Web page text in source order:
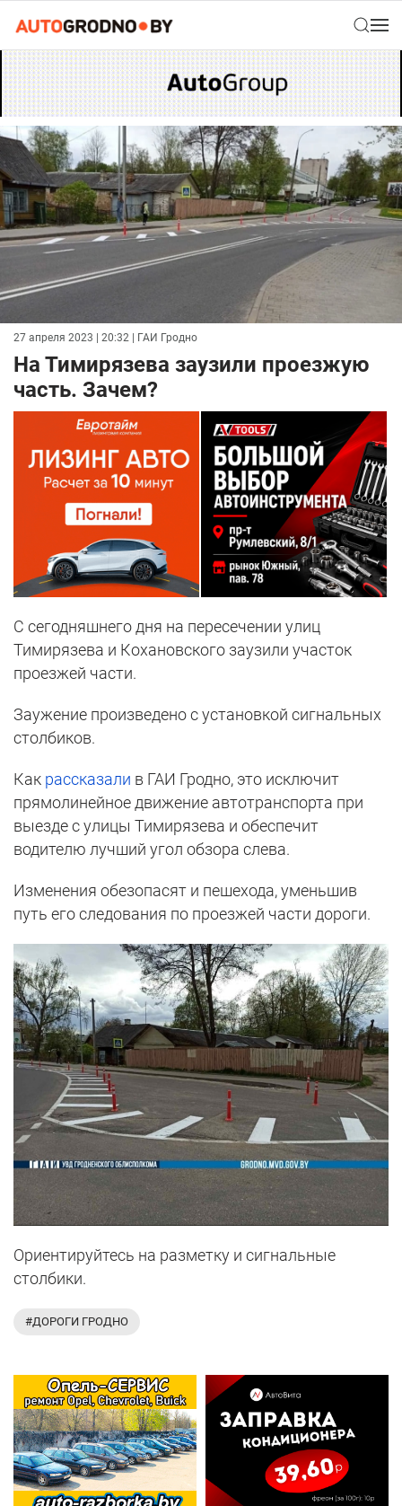
27 апреля 2023 | 20:32 | ГАИ Гродно
На Тимирязева заузили проезжую
часть. Зачем?
С сегодняшнего дня на пересечении улиц
Тимирязева и Кохановского заузили участок
проезжей части.
Заужение произведено с установкой сигнальных
столбиков.
Как рассказали в ГАИ Гродно, это исключит
прямолинейное движение автотранспорта при
выезде с улицы Тимирязева и обеспечит
водителю лучший угол обзора слева.
Изменения обезопасят и пешехода, уменьшив
путь его следования по проезжей части дороги.
Ориентируйтесь на разметку и сигнальные
столбики.
#ДОРОГИ ГРОДНО